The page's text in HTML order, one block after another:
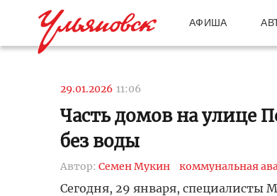
АФИША
29.01.2026 11:06
Часть домов на улице
без воды
Автор: Семен Мукин коммунальная
Сегодня, 29 января, специалисты